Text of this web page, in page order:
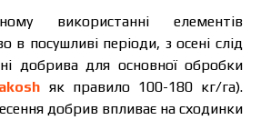
використанні елементів
в посушливі періоди, з осені слід
добрива для основної обробки
як правило 100-180 кг/га).
добрив впливає на сходинки